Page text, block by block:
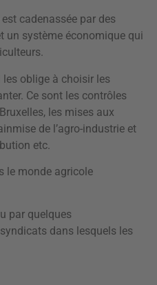
cadenassée par des
un système économique qui
les oblige à choisir les
Ce sont les contrôles
les mises aux
de l’agro-industrie et
etc.
le monde agricole
par quelques
dans lesquels les